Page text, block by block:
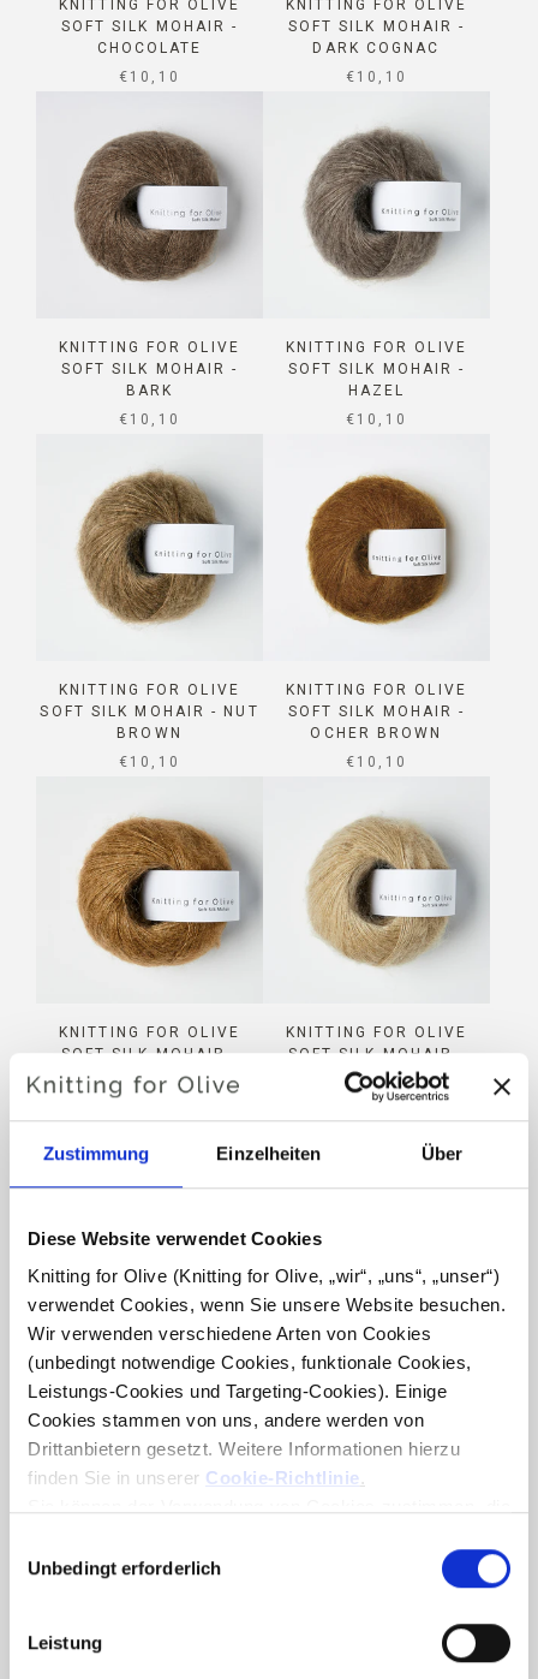
Zustimmung Einzelheiten Über
Diese Website verwendet Cookies
Knitting for Olive (Knitting for Olive, „wir“, „uns“, „unser“)
verwendet Cookies, wenn Sie unsere Website besuchen.
Wir verwenden verschiedene Arten von Cookies
(unbedingt notwendige Cookies, funktionale Cookies,
Leistungs-Cookies und Targeting-Cookies). Einige
Cookies stammen von uns, andere werden von
Drittanbietern gesetzt. Weitere Informationen hierzu
finden Sie in unserer Cookie-Richtlinie.
Ihre Zustimmung bedeutet, dass Cookies gesetzt werden
dürfen und dass wir als Verantwortlicher Ihre
personenbezogenen Daten für die unten genannten
Zwecke verarbeiten dürfen.
mitUnbedingt erforderlich
Leistung
KNITTING FOR OLIVE
SOFT SILK MOHAIR -
CHOCOLATE
SALE PRICE
€10,10
KNITTING FOR OLIVE
SOFT SILK MOHAIR -
DARK COGNAC
SALE PRICE
€10,10
KNITTING FOR OLIVE
SOFT SILK MOHAIR -
BARK
SALE PRICE
€10,10
KNITTING FOR OLIVE
SOFT SILK MOHAIR -
HAZEL
SALE PRICE
€10,10
KNITTING FOR OLIVE
SOFT SILK MOHAIR - NUT
BROWN
SALE PRICE
€10,10
KNITTING FOR OLIVE
SOFT SILK MOHAIR -
OCHER BROWN
SALE PRICE
€10,10
KNITTING FOR OLIVE
SOFT SILK MOHAIR -
CAMEL
SALE PRICE
KNITTING FOR OLIVE
SOFT SILK MOHAIR -
TRENCHCOAT
SALE PRICE
€10,10
KNITTING FOR OLIVE
SOFT SILK MOHAIR -
SPARROW
SALE PRICE
€10,10
KNITTING FOR OLIVE
SOFT SILK MOHAIR -
BROWN NOUGAT
SALE PRICE
€10,10